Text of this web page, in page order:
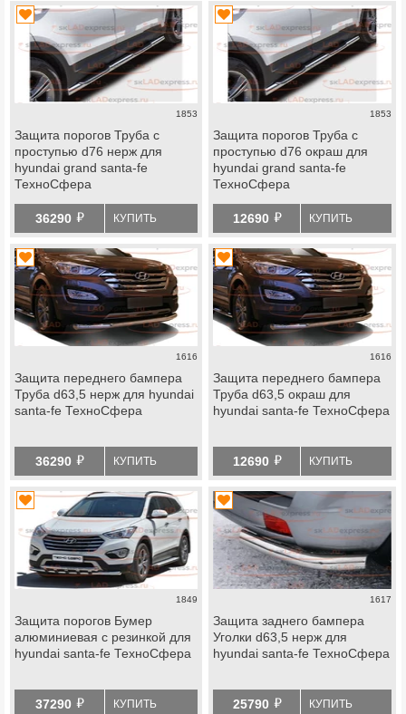
1853
Защита порогов Труба с
проступью d76 нерж для
hyundai grand santa-fe
ТехноСфера
36290 й КУПИТЬ
1853
Защита порогов Труба с
проступью d76 окраш для
hyundai grand santa-fe
ТехноСфера
12690 й КУПИТЬ
1616
Защита переднего бампера
Труба d63,5 нерж для hyundai
santa-fe ТехноСфера
36290 й КУПИТЬ
1616
Защита переднего бампера
Труба d63,5 окраш для
hyundai santa-fe ТехноСфера
12690 й КУПИТЬ
1849
Защита порогов Бумер
алюминиевая с резинкой для
hyundai santa-fe ТехноСфера
37290 й КУПИТЬ
1617
Защита заднего бампера
Уголки d63,5 нерж для
hyundai santa-fe ТехноСфера
25790 й КУПИТЬ